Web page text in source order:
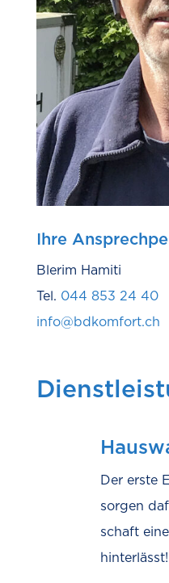
Ihre
Blerim Hamiti
Tel. 044 853 24 40
info@bdkomfort.ch
Der erste
sorgen
schaft
hinterlässt!